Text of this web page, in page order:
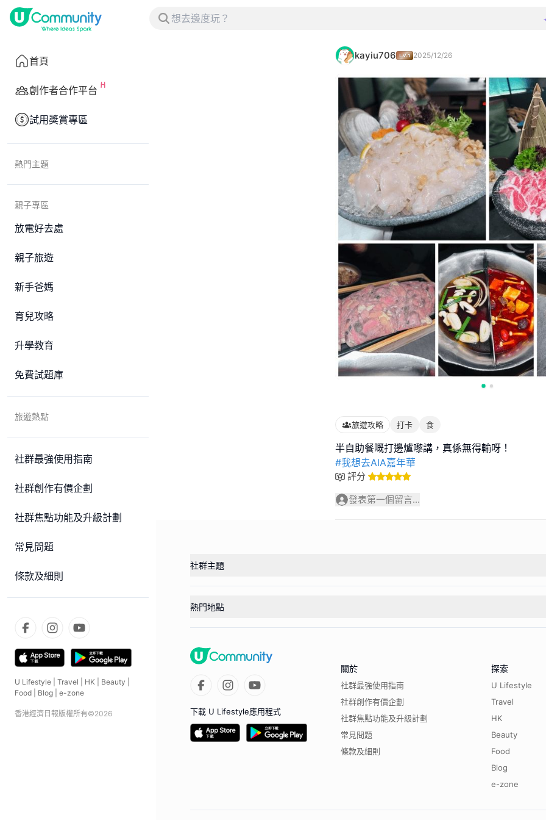
首頁
創作者合作平台
試用獎賞專區
熱門主題
親子專區
放電好去處
親子旅遊
新手爸媽
育兒攻略
升學教育
免費試題庫
旅遊熱點
社群最強使用指南
社群創作有價企劃
社群焦點功能及升級計劃
常見問題
條款及細則
U Lifestyle Travel HK Beauty
Food
Blog e-zone
香港經濟日報版權所有©2026
kayiu706 2025/12/26
旅遊攻略 打卡 食
#我想去AIA嘉年華
評分
發表第一個留言...
社群主題
熱門地點
下載 U Lifestyle應用程式
關於
社群最強使用指南
社群創作有價企劃
社群焦點功能及升級計劃
常見問題
條款及細則
探索
U Lifestyle
Travel
HK
Beauty
Food
Blog
e-zone